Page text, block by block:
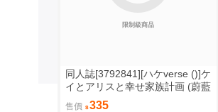
限制級商品
同人誌[3792841][ハケverse ()]ケ
イとアリスと幸せ家族計画 (蔚藍
售價 335